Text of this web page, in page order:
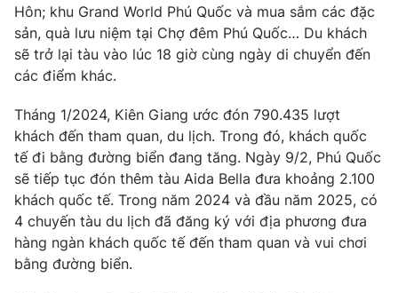
Emagazine Podcast
Photo
Video Shorts video
VTV Money VTV Thể thao
VTV Sức khoẻ Bất động sản
Thị trường 24h
Hôn; khu Grand World Phú Quốc và mua sắm các đặc
sản, quà lưu niệm tại Chợ đêm Phú Quốc… Du khách
sẽ trở lại tàu vào lúc 18 giờ cùng ngày di chuyển đến
các điểm khác.
Tháng 1/2024, Kiên Giang ước đón 790.435 lượt
khách đến tham quan, du lịch. Trong đó, khách quốc
tế đi bằng đường biển đang tăng. Ngày 9/2, Phú Quốc
sẽ tiếp tục đón thêm tàu Aida Bella đưa khoảng 2.100
khách quốc tế. Trong năm 2024 và đầu năm 2025, có
4 chuyến tàu du lịch đã đăng ký với địa phương đưa
hàng ngàn khách quốc tế đến tham quan và vui chơi
bằng đường biển.